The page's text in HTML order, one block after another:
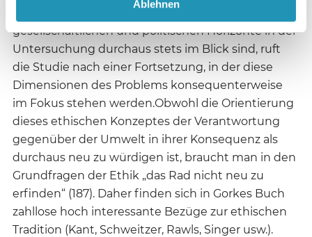
Ablehnen
minimieren“ (176).Auch wenn die
gesellschaftlichen und politischen Horizonte in der
Untersuchung durchaus stets im Blick sind, ruft
die Studie nach einer Fortsetzung, in der diese
Dimensionen des Problems konsequenterweise
im Fokus stehen werden.Obwohl die Orientierung
dieses ethischen Konzeptes der Verantwortung
gegenüber der Umwelt in ihrer Konsequenz als
durchaus neu zu würdigen ist, braucht man in den
Grundfragen der Ethik „das Rad nicht neu zu
erfinden“ (187). Daher finden sich in Gorkes Buch
zahllose hoch interessante Bezüge zur ethischen
Tradition (Kant, Schweitzer, Rawls, Singer usw.).